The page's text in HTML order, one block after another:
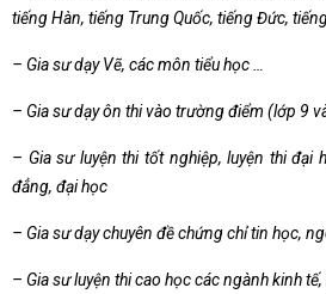
tiếng Hàn, tiếng Trung Quốc, tiếng Đức, tiếng
– Gia sư dạy Vẽ, các môn tiểu học …
– Gia sư dạy ôn thi vào trường điểm (lớp 9
– Gia sư luyện thi tốt nghiệp, luyện thi đại
đẳng, đại học
– Gia sư dạy chuyên đề chứng chỉ tin học,
– Gia sư luyện thi cao học các ngành kinh tế,